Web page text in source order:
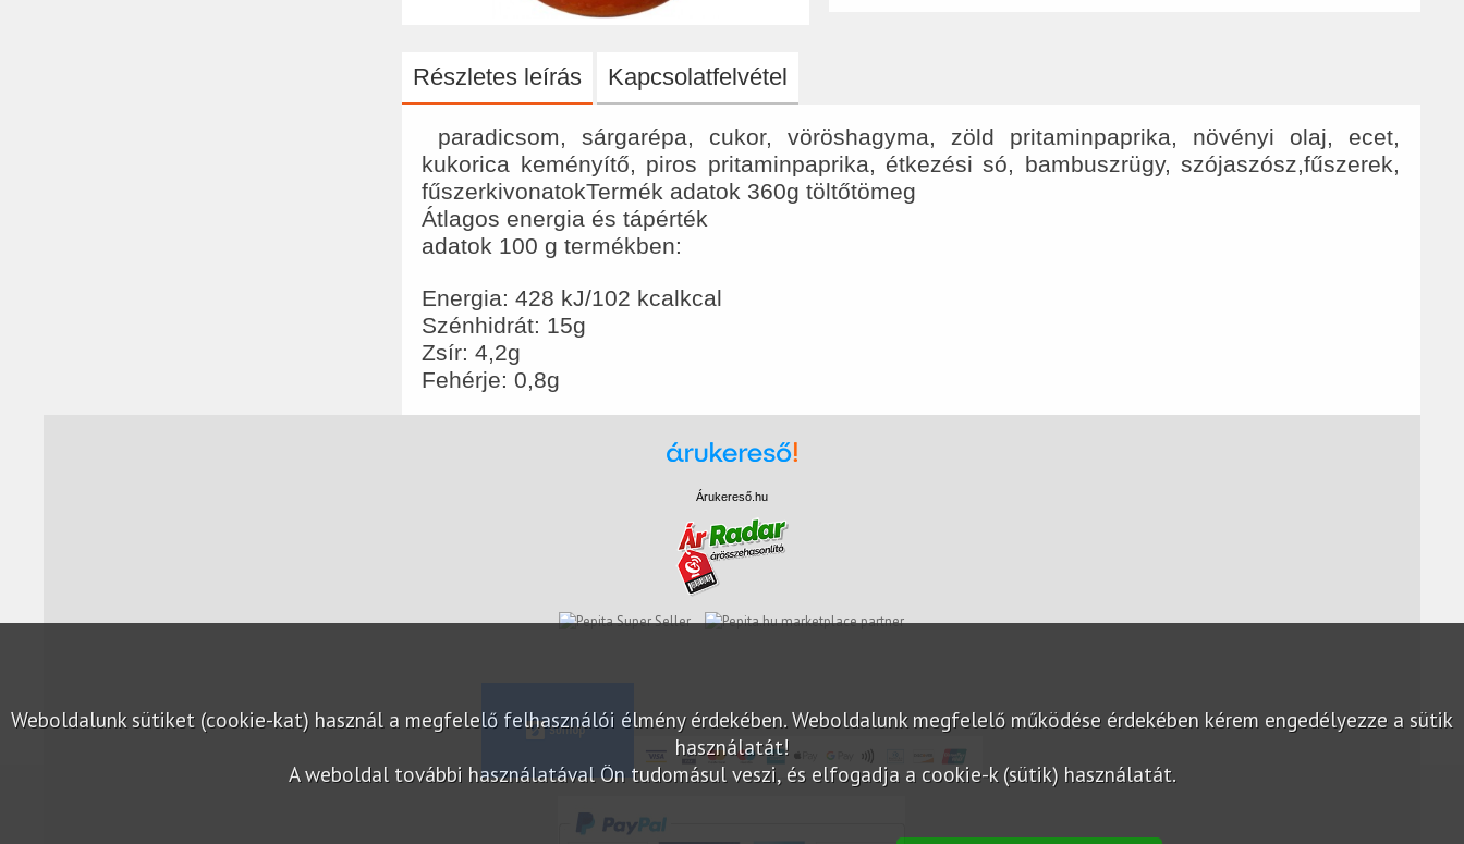
Részletes leírás Kapcsolatfelvétel
paradicsom, sárgarépa, cukor, vöröshagyma, zöld pritaminpaprika, növényi olaj, ecet,
kukorica keményítő, piros pritaminpaprika, étkezési só, bambuszrügy, szójaszósz,fűszerek,
fűszerkivonatokTermék adatok 360g töltőtömeg
Átlagos energia és tápérték
adatok 100 g termékben:
Energia: 428 kJ/102 kcalkcal
Szénhidrát: 15g
Zsír: 4,2g
Fehérje: 0,8g
Weboldalunk sütiket (cookie-kat) használ a megfelelő felhasználói élmény érdekében. Weboldalunk megfelelő működése érdekében kérem engedélyezze a sütik
használatát!
A weboldal további használatával Ön tudomásul veszi, és elfogadja a cookie-k (sütik) használatát.
Árukereső.hu
marketplace partner